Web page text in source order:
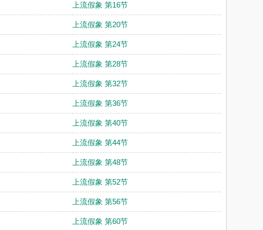
上流假象 第16节
上流假象 第20节
上流假象 第24节
上流假象 第28节
上流假象 第32节
上流假象 第36节
上流假象 第40节
上流假象 第44节
上流假象 第48节
上流假象 第52节
上流假象 第56节
上流假象 第60节